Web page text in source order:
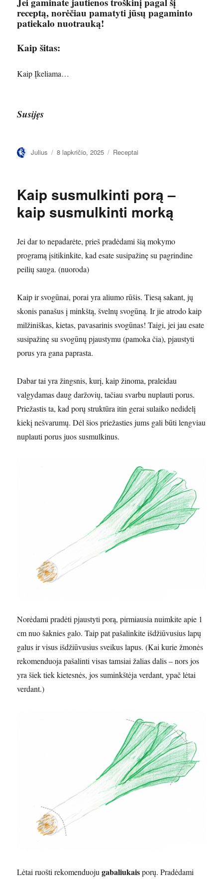
receptą, norėčiau pamatyti jūsų pagaminto
patiekalo nuotrauką!
Kaip šitas:
Kaip Įkeliama…
Susijęs
Autorius
Julius Paskelbta
8 lapkričio, 2025 Kategorijos
Receptai
Kaip susmulkinti porą –
kaip susmulkinti morką
Jei dar to nepadarėte, prieš pradėdami šią mokymo
programą įsitikinkite, kad esate susipažinę su pagrindine
peilių sauga. (nuoroda)
Kaip ir svogūnai, porai yra aliumo rūšis. Tiesą sakant, jų
skonis panašus į minkštą, švelnų svogūną. Ir jie atrodo kaip
milžiniškas, kietas, pavasarinis svogūnas! Taigi, jei jau esate
susipažinę su svogūnų pjaustymu (pamoka čia), pjaustyti
porus yra gana paprasta.
Dabar tai yra žingsnis, kurį, kaip žinoma, praleidau
valgydamas daug daržovių, tačiau svarbu nuplauti porus.
Priežastis ta, kad porų struktūra itin gerai sulaiko nedidelį
kiekį nešvarumų. Dėl šios priežasties jums gali būti lengviau
nuplauti porus juos susmulkinus.
Norėdami pradėti pjaustyti porą, pirmiausia nuimkite apie 1
cm nuo šaknies galo. Taip pat pašalinkite išdžiūvusius lapų
galus ir visus išdžiūvusius sveikus lapus. (Kai kurie žmonės
rekomenduoja pašalinti visas tamsiai žalias dalis – nors jos
yra šiek tiek kietesnės, jos suminkštėja verdant, ypač lėtai
verdant.)
Lėtai ruošti rekomenduojugabaliukaisporų. Pradėdami